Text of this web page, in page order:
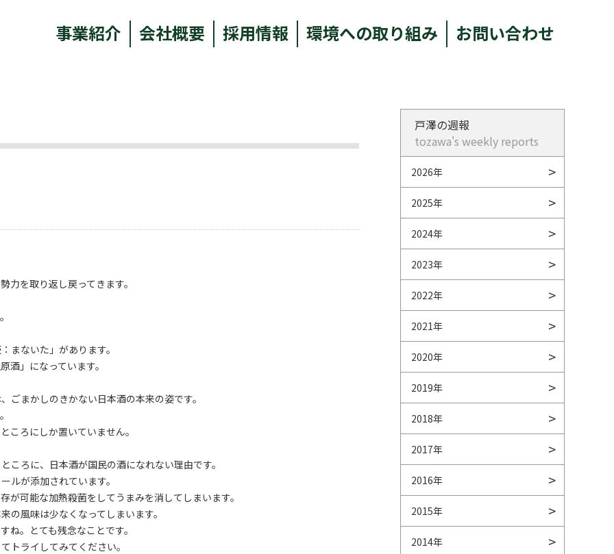
事業紹介 会社概要 採用情報 環境への取り組み お問い合わせ
力を取り返し戻ってきます。
まないた」があります。
酒」になっています。
ごまかしのきかない日本酒の本来の姿です。
ころにしか置いていません。
ろに、日本酒が国民の酒になれない理由です。
ルが添加されています。
可能な加熱殺菌をしてうまみを消してしまいます。
の風味は少なくなってしまいます。
ね。とても残念なことです。
トライしてみてください。
戸澤の週報
tozawa's weekly reports
2026年
2025年
2024年
2023年
2022年
2021年
2020年
2019年
2018年
2017年
2016年
2015年
2014年